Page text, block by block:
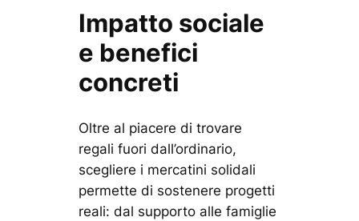
Impatto sociale
e benefici
concreti
Oltre al piacere di trovare
regali fuori dall’ordinario,
scegliere i mercatini solidali
permette di sostenere progetti
reali: dal supporto alle famiglie